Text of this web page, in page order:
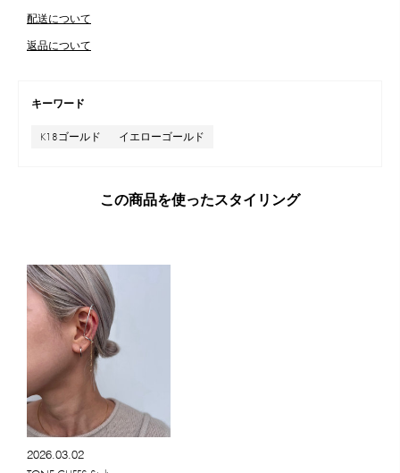
配送について
返品について
キーワード
K18ゴールド イエローゴールド
この商品を使ったスタイリング
2026.03.02